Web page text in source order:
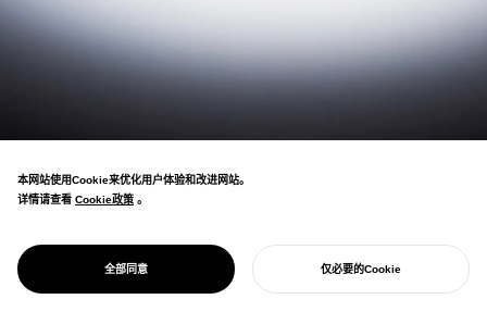
PROJECT
RE.ING
庆祝多元关系的珠宝品牌。用4种戒指表达各
本网站使用Cookie来优化用户体验和改进网站。
详情请查看 Cookie政策
Cookie政策 。
全部同意 仅必要的Cookie